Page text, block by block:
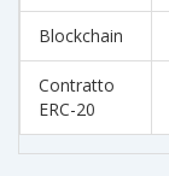
Blockchain
Contratto
ERC-20